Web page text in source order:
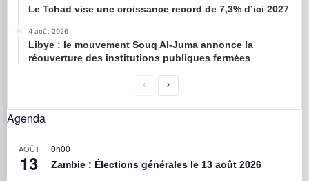
Le Tchad vise une croissance record de 7,3% d’ici 2027
4 août 2026
Libye : le mouvement Souq Al-Juma annonce la
réouverture des institutions publiques fermées
Agenda
AOÛT
13
0h00
Zambie : Élections générales le 13 août 2026